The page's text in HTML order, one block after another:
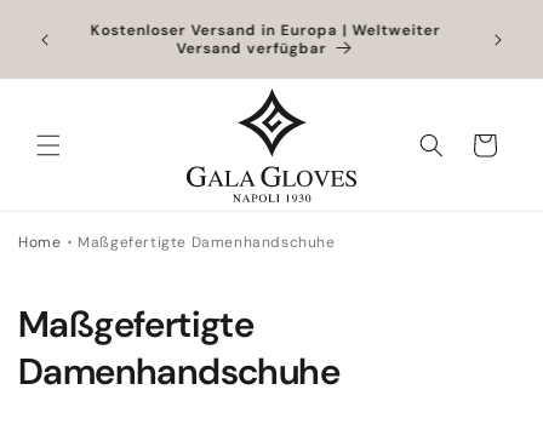
zum
Inhalt
Outlet bis zu -40% + zusätzliche 10% bei
Hinzufügen eines Produkts zum vollen Preis
Warenkorb
Home Maßgefertigte Damenhandschuhe
K
a
Maßgefertigte
Damenhandschuhe